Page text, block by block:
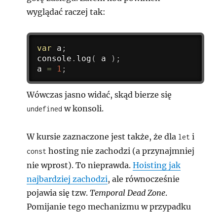
wyglądać raczej tak:
var a ;
console . log ( a ) ;
a = 1 ;
Wówczas jasno widać, skąd bierze się
undefined w konsoli.
W kursie zaznaczone jest także, że dla let i
const hosting nie zachodzi (a przynajmniej
nie wprost). To nieprawda.Hoisting jak
najbardziej zachodzi, ale równocześnie
pojawia się tzw.Temporal Dead Zone.
Pomijanie tego mechanizmu w przypadku